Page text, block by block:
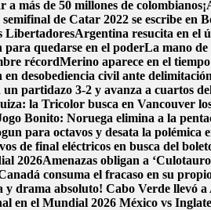
más de 50 millones de colombianos
de Catar 2022 se escribe en
LibertadoresArgentina resucita en el
quedarse en el poderLa mano
récordMerino aparece en el
desobediencia civil ante delimitación
partidazo 3-2 y avanza a cuartos
la Tricolor busca en Vancouver
Bonito: Noruega elimina a la
para octavos y desata la polémica
de final eléctricos en busca del
2026Amenazas obligan a
consuma el fracaso en su
y drama absoluto! Cabo Verde llevó
en el Mundial 2026 México vs